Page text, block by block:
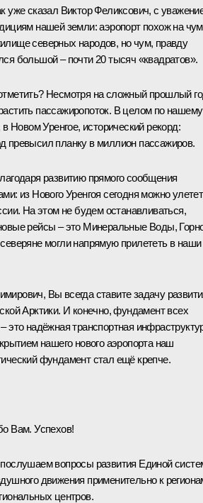
уже сказал Виктор Феликсович, с
нашей земли: аэропорт похож на
северных народов, но чум, правду
большой – почти 20 тысяч «квадратов».
Несмотря на сложный прошлый
пассажиропоток. В целом по нашему
в Новом Уренгое, исторический рекорд:
превысил планку в миллион пассажиров.
развитию прямого сообщения
из Нового Уренгоя сегодня можно
На этом не будем останавливаться,
рейсы – это Минеральные Воды,
могли напрямую прилететь в наши
Вы всегда ставите задачу
Арктики. И конечно, фундамент всех
это надёжная транспортная
нашего нового аэропорта наш
фундамент стал ещё крепче.
Вам. Успехов!
вопросы развития Единой
движения применительно к
центров.